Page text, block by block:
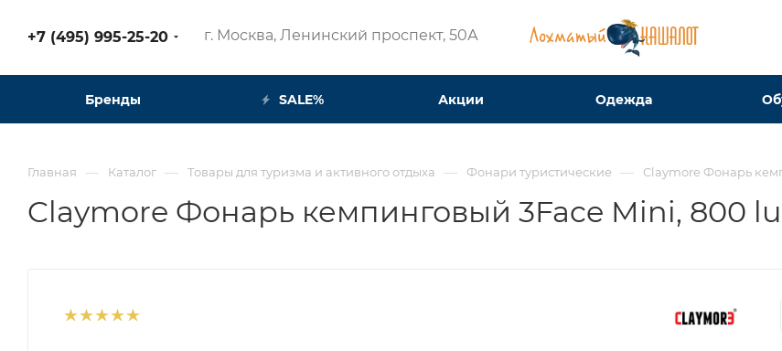
+7 (495) 995-25-20​ г. Москва, Ленинский проспект, 50А​
Бренды SALE% Акции Одежда
Главная — Каталог — Товары для туризма и активного отдыха — Фонари туристические — Claymore Фонарь
Claymore Фонарь кемпинговый 3Face Mini, 800